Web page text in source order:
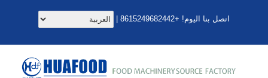
اتصل بنا اليوم! +8615249682442 |